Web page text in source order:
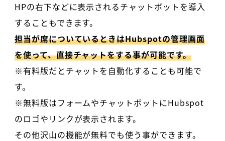
HPの右下などに表示されるチャットボットを導入
することもできます。
担当が席についているときはHubspotの管理画面
を使って、直接チャットをする事が可能です。
※有料版だとチャットを自動化することも可能で
す。
※無料版はフォームやチャットボットにHubspot
のロゴやリンクが表示されます。
その他沢山の機能が無料でも使う事ができます。